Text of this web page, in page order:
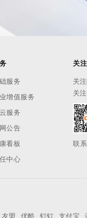
服务
增值服务
服务
公告
看板
中心
关
关
关
联
友盟 优酷 钉钉 支付宝